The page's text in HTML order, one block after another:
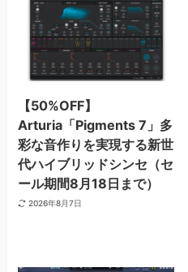
【50%OFF】
Arturia「Pigments 7」多
彩な音作りを実現する新世
代ハイブリッドシンセ（セ
ール期間8月18日まで）
2026年8月7日